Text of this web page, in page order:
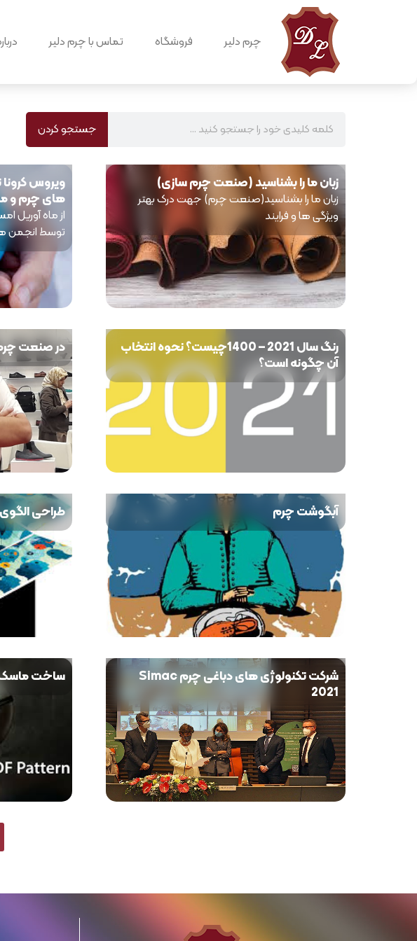
چرم دلیر فروشگاه تماس با چرم دلیر
جستجو کردن
زبان ما را بشناسید (صنعت چرم سازی)
زبان ما را بشناسید(صنعت چرم) جهت درک بهتر
ویژگی ها و فرایند
ویروس
های چرم و
توسط انجمن
رنگ سال 2021 – 1400چیست؟ نحوه انتخاب
آن چگونه است؟
در صنعت
آبگوشت چرم طراحی
شرکت تکنولوژی های دباغی چرم Simac
2021
ساخت ماسک